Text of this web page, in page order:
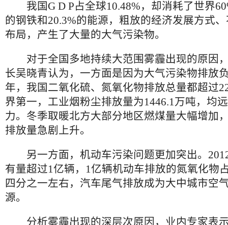
我国G D P占全球10.48%，却消耗了世界
的钢铁和20.3%的能源，粗放的经济发展方式
布局，产生了大量的大气污染物。
对于全国多地持续大范围雾霾出现的原因
长吴晓青认为，一方面是因为大气污染物排放
年，我国二氧化硫、氮氧化物排放总量都超过
界第一，工业烟粉尘排放量为1446.1万吨，均
力。冬季取暖北方大部分地区燃煤量大幅增加
排放量急剧上升。
另一方面，机动车污染问题更加突出。
有量超过1亿辆，1亿辆机动车排放的氮氧化物
四分之一左右，汽车尾气排放成为大中城市空
源。
分析雾霾出现的深层次原因，业内专家表